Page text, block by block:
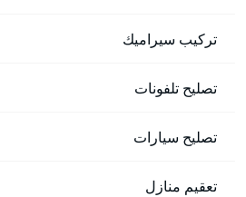
تركيب سيراميك
تصليح تلفونات
تصليح سيارات
تعقيم منازل